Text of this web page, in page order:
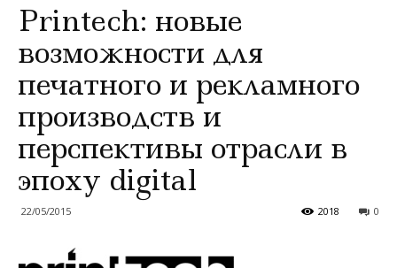
Printech: новые
возможности для
печатного и рекламного
производств и
перспективы отрасли в
эпоху digital
22/05/2015 0
2018